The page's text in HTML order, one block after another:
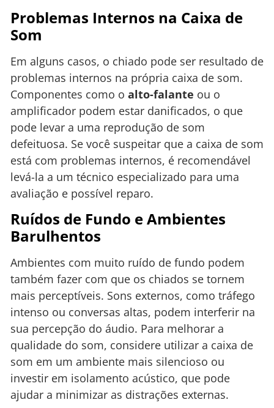
Problemas Internos na Caixa de
Som
Em alguns casos, o chiado pode ser resultado de
problemas internos na própria caixa de som.
Componentes como o alto-falante ou o
amplificador podem estar danificados, o que
pode levar a uma reprodução de som
defeituosa. Se você suspeitar que a caixa de som
está com problemas internos, é recomendável
levá-la a um técnico especializado para uma
avaliação e possível reparo.
Ruídos de Fundo e Ambientes
Barulhentos
Ambientes com muito ruído de fundo podem
também fazer com que os chiados se tornem
mais perceptíveis. Sons externos, como tráfego
intenso ou conversas altas, podem interferir na
sua percepção do áudio. Para melhorar a
qualidade do som, considere utilizar a caixa de
som em um ambiente mais silencioso ou
investir em isolamento acústico, que pode
ajudar a minimizar as distrações externas.